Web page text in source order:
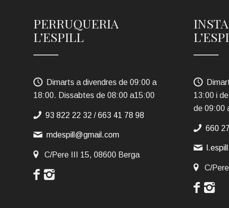
PERRUQUERIA
L’ESPILL
Dimarts a divendres de 09:00 a
18:00. Dissabtes de 08:00 a15:00
93 822 22 32 /663 41 78 98
mdespill@gmail.com
C/Pere III 15, 08600 Berga
13:00 i
de 09:00
660
C/